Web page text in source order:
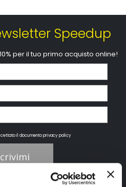
Speedup
per il tuo primo acquisto online!
il documentoprivacy policy